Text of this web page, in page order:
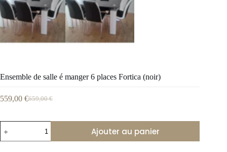
Ensemble de salle é manger 6 places Fortica (noir)
659,00€
559,00 €
Ajouter au panier